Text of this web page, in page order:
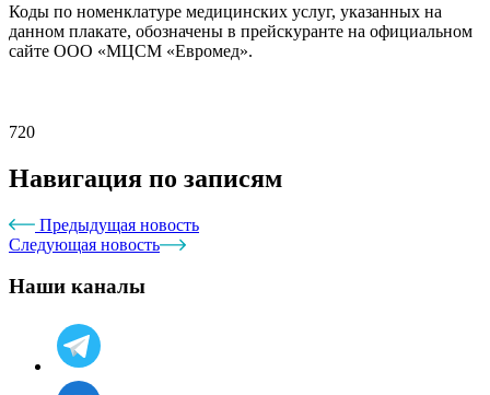
Коды по номенклатуре медицинских услуг, указанных на
данном плакате, обозначены в прейскуранте на официальном
сайте ООО «МЦСМ «Евромед».
720
Навигация по записям
Предыдущая новость
Следующая новость
Наши каналы